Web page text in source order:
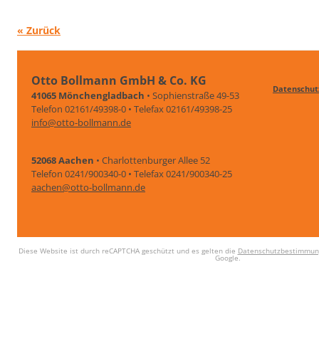
« Zurück
Otto Bollmann GmbH & Co. KG
41065 Mönchengladbach • Sophienstraße 49-53
Telefon 02161/49398-0 • Telefax 02161/49398-25
info@otto-bollmann.de
52068 Aachen • Charlottenburger Allee 52
Telefon 0241/900340-0 • Telefax 0241/900340-25
aachen@otto-bollmann.de
Diese Website ist durch reCAPTCHA geschützt und es gelten die
Google.